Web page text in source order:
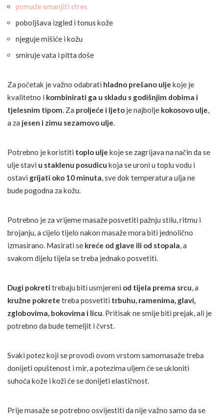
pomaže smanjiti stres
poboljšava izgled i tonus kože
njeguje mišiće i kožu
smiruje vata i pitta doše
Za početak je važno odabrati hladno prešano ulje koje je
kvalitetno i kombinirati ga u skladu s godišnjim dobima i
tjelesnim tipom. Za proljeće i ljeto je najbolje kokosovo ulje,
a za jesen i zimu sezamovo ulje.
Potrebno je koristiti toplo ulje koje se zagrijava na način da se
ulje stavi u staklenu posudicu koja se uroni u toplu vodu i
ostavi grijati oko 10 minuta, sve dok temperatura ulja ne
bude pogodna za kožu.
Potrebno je za vrijeme masaže posvetiti pažnju stilu, ritmu i
brojanju, a cijelo tijelo nakon masaže mora biti jednolično
izmasirano. Masirati se kreće od glave ili od stopala, a
svakom dijelu tijela se treba jednako posvetiti.
Dugi pokretitrebaju biti usmjereni od tijela prema srcu, a
kružne pokrete treba posvetiti trbuhu, ramenima, glavi,
zglobovima, bokovima i licu. Pritisak ne smije biti prejak, ali je
potrebno da bude temeljit i čvrst.
Svaki potez koji se provodi ovom vrstom samomasaže treba
donijeti opuštenost i mir, a potezima uljem će se ukloniti
suhoća kože i koži će se donijeti elastičnost.
Prije masaže se potrebno osvijestiti da nije važno samo da se